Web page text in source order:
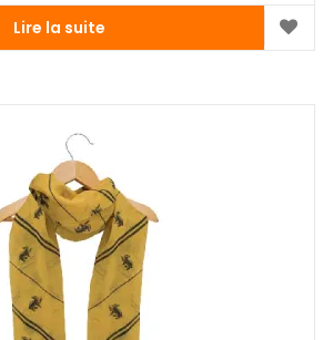
Lire la suite